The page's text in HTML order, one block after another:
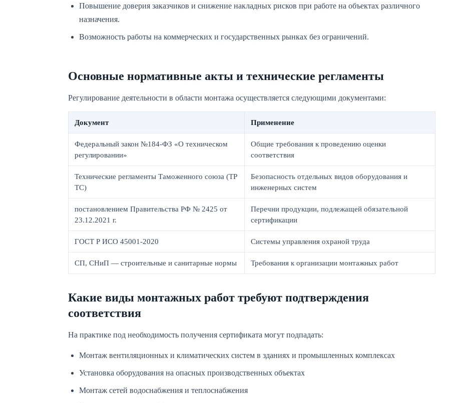
Повышение доверия заказчиков и снижение накладных рисков при работе на объектах различного
назначения.
Возможность работы на коммерческих и государственных рынках без ограничений.
Основные нормативные акты и технические регламенты
Регулирование деятельности в области монтажа осуществляется следующими документами:
Документ Применение
Федеральный закон №184-ФЗ «О техническом
регулировании»
Общие требования к проведению оценки
соответствия
Технические регламенты Таможенного союза (ТР
ТС)
Безопасность отдельных видов оборудования и
инженерных систем
постановлением Правительства РФ № 2425 от
23.12.2021 г.
Перечни продукции, подлежащей обязательной
сертификации
ГОСТ Р ИСО 45001-2020 Системы управления охраной труда
СП, СНиП — строительные и санитарные нормы Требования к организации монтажных работ
Какие виды монтажных работ требуют подтверждения
соответствия
На практике под необходимость получения сертификата могут подпадать:
Монтаж вентиляционных и климатических систем в зданиях и промышленных комплексах
Установка оборудования на опасных производственных объектах
Монтаж сетей водоснабжения и теплоснабжения